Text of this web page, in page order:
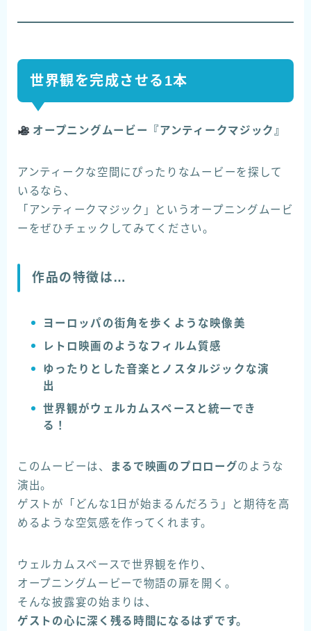
世界観を完成させる1本
オープニングムービー『アンティークマジック』
アンティークな空間にぴったりなムービーを探して
いるなら、
「アンティークマジック」というオープニングムービ
ーをぜひチェックしてみてください。
作品の特徴は…
ヨーロッパの街角を歩くような映像美
レトロ映画のようなフィルム質感
ゆったりとした音楽とノスタルジックな演
出
世界観がウェルカムスペースと統一でき
る！
このムービーは、 まるで映画のプロローグのような
演出。
ゲストが「どんな1日が始まるんだろう」と期待を高
めるような空気感を作ってくれます。
ウェルカムスペースで世界観を作り、
オープニングムービーで物語の扉を開く。
そんな披露宴の始まりは、
ゲストの心に深く残る時間になるはずです。